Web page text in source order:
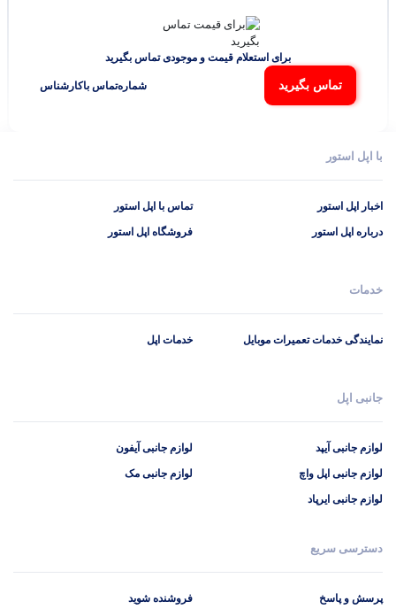
برای استعلام قیمت و موجودی تماس بگیرید
تماس بگیرید شماره‌تماس‌ با‌کارشناس
با اپل استور
اخبار اپل استور
درباره اپل استور
تماس با اپل استور
فروشگاه اپل استور
خدمات
نمایندگی خدمات تعمیرات موبایل خدمات اپل
جانبی اپل
لوازم جانبی آیپد
لوازم جانبی اپل واچ
لوازم جانبی ایرپاد
لوازم جانبی آیفون
لوازم جانبی مک
دسترسی سریع
پرسش و پاسخ فروشنده شوید